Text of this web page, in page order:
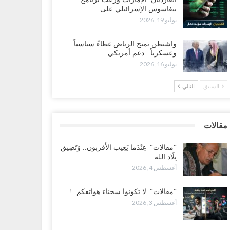
بعد اقتحام منزل شيخ بارز.. قبائل الصحراء
تبدأ احتشاداً على الحدود السعودية..!
2, 2026
غضبٍ جنوباً.. دعوات لإغلاق مطرح فدغم مع تحوله من
للتجنيد إلى ساحة لتصفية قادة التحالف..!
2, 2026
لإشعال حرب..!
تغييرات سعودية بصفوف قيادة “درع الوطن”
بالعبر.. هل بدأت الرياض إعادة هيكلة فصائلها بعد…
بيغاسوس الإسرائيلي على…
يوليو 19, 2026
واشنطن تمنح الرياض غطاءً سياسياً
وعسكرياً.. دعم أمريكي…
يوليو 16, 2026
السابق التالي
مقالات
“مقالات“| عِنْدَما يَغِيب الأَقربون.. وَتَضِيق
بِلَاد الله…
أغسطس 4, 2026
“مقالات“| لا تكونوا سجناء هواتفكم..!
أغسطس 3, 2026